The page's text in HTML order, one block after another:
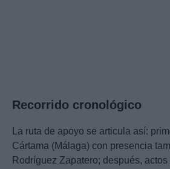
Recorrido cronológico
La ruta de apoyo se articula así:
Cártama (Málaga) con presencia
Rodríguez Zapatero; después,